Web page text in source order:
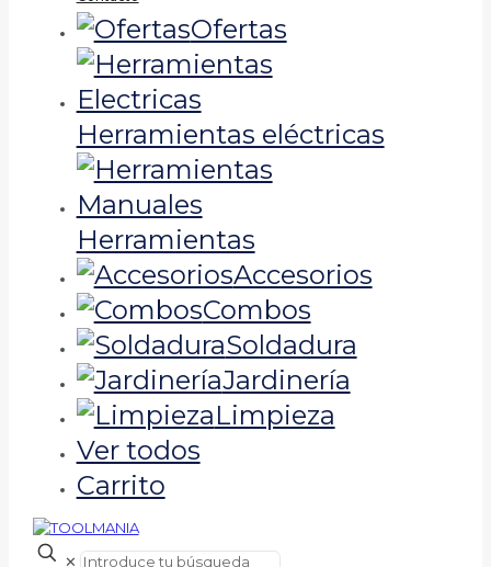
Ofertas
Herramientas eléctricas
Herramientas
Accesorios
Combos
Soldadura
Jardinería
Limpieza
Ver todos
Carrito
✕